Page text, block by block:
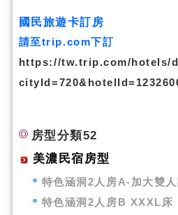
國民旅遊卡訂房
請至trip.com下訂
https://tw.trip.com/hotels/
房型分類52
美濃民宿房型
特色涵洞2人房A-加大雙
特色涵洞2人房B XXXL床